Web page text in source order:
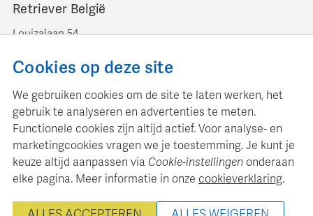
Retriever België
Louizalaan 54
+ 32 (0)2 893 00 52
www.retrievermedia.be
Retriever Media Informatie onderhoudt een gestructureerde
mediadatabase voor professionele mediaplanning en analyse.
Cookies op deze site
We gebruiken cookies om de site te laten werken, het
gebruik te analyseren en advertenties te meten.
Functionele cookies zijn altijd actief. Voor analyse- en
marketingcookies vragen we je toestemming. Je kunt je
keuze altijd aanpassen via Cookie-instellingen onderaan
elke pagina. Meer informatie in onze cookieverklaring.